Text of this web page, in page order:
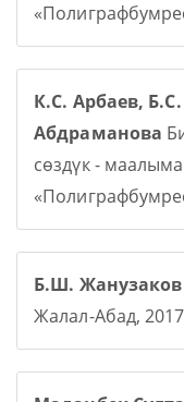
К.С. Арбаев,
Абдраманова
сөздүк -
Б.Ш. Жанузаков
Жалал-Абад,